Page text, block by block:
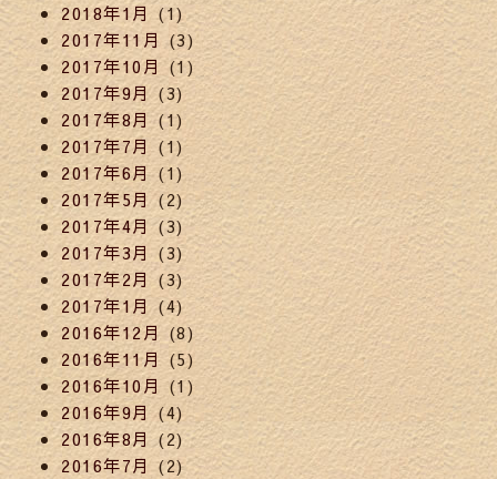
2018年1月 (1)
2017年11月 (3)
2017年10月(1)
2017年9月(3)
2017年8月(1)
2017年7月 (1)
2017年6月(1)
2017年5月(2)
2017年4月 (3)
2017年3月 (3)
2017年2月 (3)
2017年1月(4)
2016年12月 (8)
2016年11月 (5)
2016年10月 (1)
2016年9月 (4)
2016年8月 (2)
2016年7月 (2)